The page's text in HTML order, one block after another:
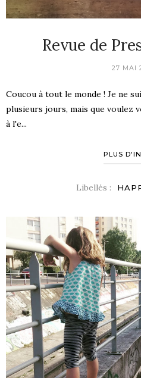
Revue de
27 MAI
Coucou à tout le monde ! Je ne
plusieurs jours, mais que voulez
à l'e...
PLUS
Libellés :